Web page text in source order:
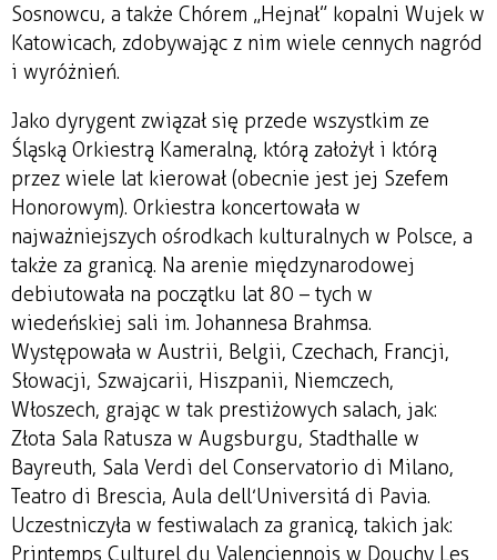
Sosnowcu, a także Chórem „Hejnał” kopalni Wujek w
Katowicach, zdobywając z nim wiele cennych nagród
i wyróżnień.
Jako dyrygent związał się przede wszystkim ze
Śląską Orkiestrą Kameralną, którą założył i którą
przez wiele lat kierował (obecnie jest jej Szefem
Honorowym). Orkiestra koncertowała w
najważniejszych ośrodkach kulturalnych w Polsce, a
także za granicą. Na arenie międzynarodowej
debiutowała na początku lat 80 – tych w
wiedeńskiej sali im. Johannesa Brahmsa.
Występowała w Austrii, Belgii, Czechach, Francji,
Słowacji, Szwajcarii, Hiszpanii, Niemczech,
Włoszech, grając w tak prestiżowych salach, jak:
Złota Sala Ratusza w Augsburgu, Stadthalle w
Bayreuth, Sala Verdi del Conservatorio di Milano,
Teatro di Brescia, Aula dell’Universitá di Pavia.
Uczestniczyła w festiwalach za granicą, takich jak:
Printemps Culturel du Valenciennois w Douchy Les